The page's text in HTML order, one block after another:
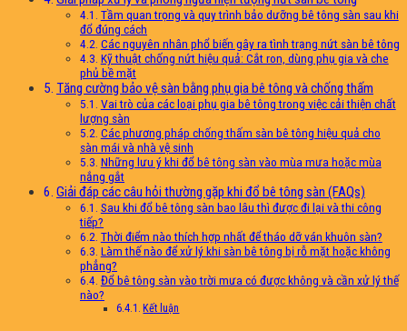
Tầm quan trọng và quy trình bảo dưỡng bê tông sàn sau khi
đổ đúng cách
Các nguyên nhân phổ biến gây ra tình trạng nứt sàn bê tông
Kỹ thuật chống nứt hiệu quả: Cắt ron, dùng phụ gia và che
phủ bề mặt
Tăng cường bảo vệ sàn bằng phụ gia bê tông và chống thấm
Vai trò của các loại phụ gia bê tông trong việc cải thiện chất
lượng sàn
Các phương pháp chống thấm sàn bê tông hiệu quả cho
sàn mái và nhà vệ sinh
Những lưu ý khi đổ bê tông sàn vào mùa mưa hoặc mùa
nắng gắt
Giải đáp các câu hỏi thường gặp khi đổ bê tông sàn (FAQs)
Sau khi đổ bê tông sàn bao lâu thì được đi lại và thi công
tiếp?
Thời điểm nào thích hợp nhất để tháo dỡ ván khuôn sàn?
Làm thế nào để xử lý khi sàn bê tông bị rỗ mặt hoặc không
phẳng?
Đổ bê tông sàn vào trời mưa có được không và cần xử lý thế
nào?
Kết luận